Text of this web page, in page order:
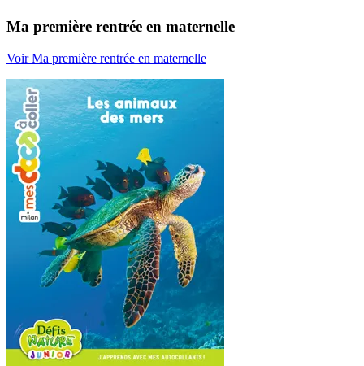
Ma première rentrée en maternelle
Voir Ma première rentrée en maternelle